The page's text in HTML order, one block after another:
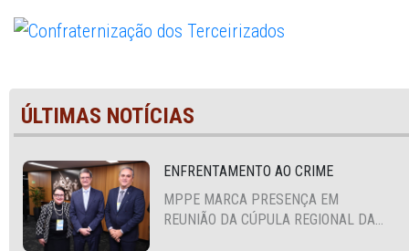
ÚLTIMAS NOTÍCIAS
ENFRENTAMENTO AO CRIME
MPPE MARCA PRESENÇA EM
REUNIÃO DA CÚPULA REGIONAL DA